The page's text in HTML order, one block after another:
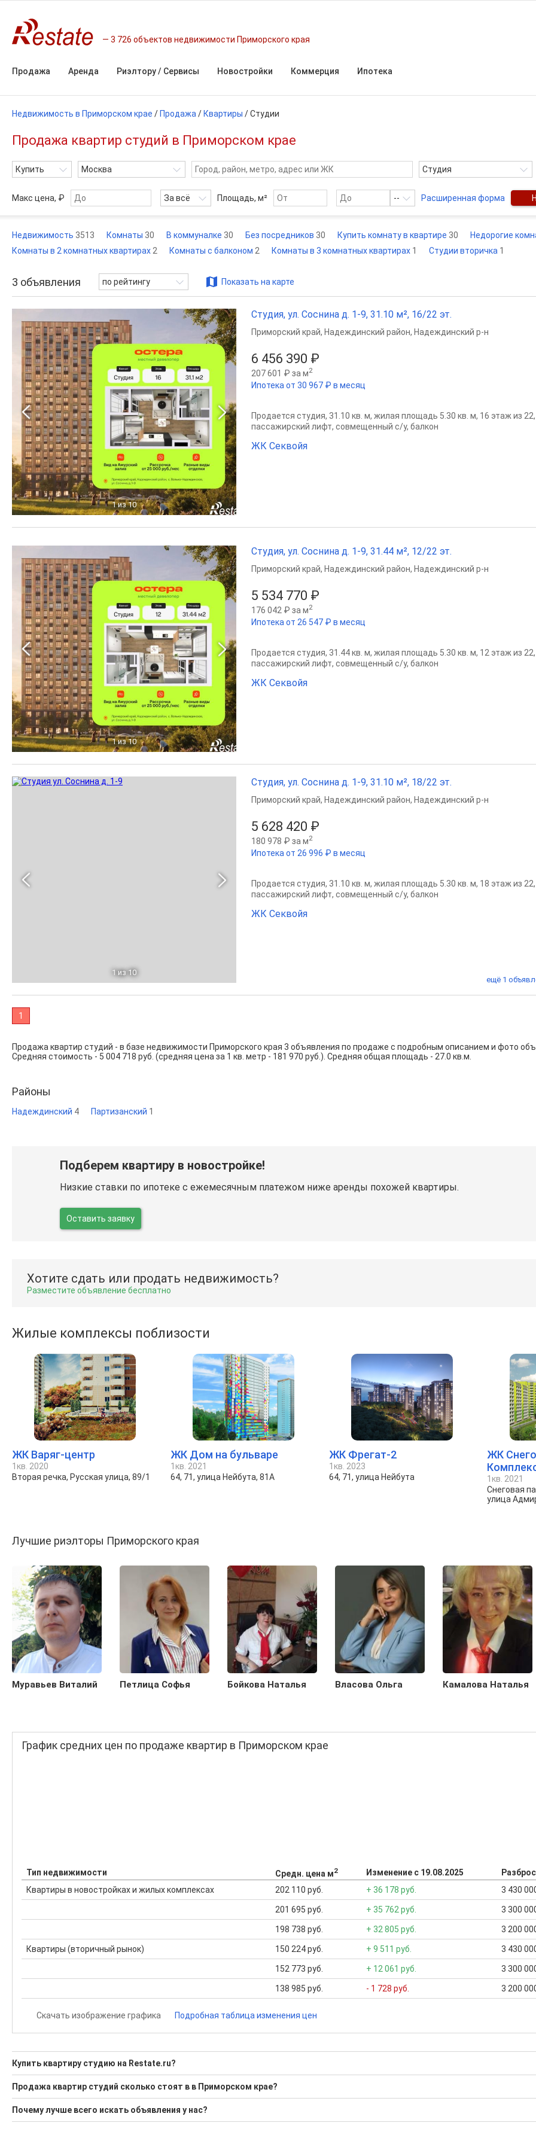
3 726 объектов недвижимости Приморского края
Продажа Аренда Риэлтору / Сервисы Новостройки Коммерция Ипотека
Недвижимость в Приморском крае / Продажа / Квартиры /Студии
Продажа квартир студий в Приморском крае
Купить Москва Студия
Макс цена, ₽ За всё Площадь, м² -- Расширенная форма
Недвижимость 3513 Комнаты 30 В коммуналке 30 Без посредников 30 Купить комнату в квартире 30 Недорогие
Комнаты в 2 комнатных квартирах 2 Комнаты с балконом 2 Комнаты в 3 комнатных квартирах 1 Студии вторичка 1
3 объявления по рейтингу Показать на карте
1 из 10
Студия, ул. Соснина д. 1-9, 31.10 м², 16/22 эт.
6 456 390 ₽
207 601 ₽ за м2
Ипотека от 30 967 ₽ в месяц
Приморский край, Надеждинский район, Надеждинский р-н
Продается студия, 31.10 кв. м, жилая площадь 5.30 кв. м, 16 этаж из
пассажирский лифт, совмещенный с/у, балкон
ЖК Секвойя
1 из 10
Студия, ул. Соснина д. 1-9, 31.44 м², 12/22 эт.
5 534 770 ₽
176 042 ₽ за м2
Ипотека от 26 547 ₽ в месяц
Приморский край, Надеждинский район, Надеждинский р-н
Продается студия, 31.44 кв. м, жилая площадь 5.30 кв. м, 12 этаж из
пассажирский лифт, совмещенный с/у, балкон
ЖК Секвойя
1 из 10
Студия, ул. Соснина д. 1-9, 31.10 м², 18/22 эт.
5 628 420 ₽
180 978 ₽ за м2
Ипотека от 26 996 ₽ в месяц
Приморский край, Надеждинский район, Надеждинский р-н
Продается студия, 31.10 кв. м, жилая площадь 5.30 кв. м, 18 этаж из
пассажирский лифт, совмещенный с/у, балкон
ЖК Секвойя
ещё 1
1
Продажа квартир студий - в базе недвижимости Приморского края 3 объявления по продаже с подробным описанием и фото
Средняя стоимость - 5 004 718 руб. (средняя цена за 1 кв. метр - 181 970 руб.). Средняя общая площадь - 27.0 кв.м.
Районы
Надеждинский 4 Партизанский 1
Подберем квартиру в новостройке!
Низкие ставки по ипотеке с ежемесячным платежом ниже аренды похожей квартиры.
Оставить заявку
Хотите сдать или продать недвижимость?
Разместите объявление бесплатно
Жилые комплексы поблизости
ЖК Варяг-центр
1кв. 2020
Вторая речка, Русская улица, 89/1
ЖК Дом на бульваре
1кв. 2021
64, 71, улица Нейбута, 81А
ЖК Фрегат-2
1кв. 2023
64, 71, улица Нейбута
ЖК
1кв. 2021
Снеговая
улица
Лучшие риэлторы Приморского края
Муравьев Виталий Петлица Софья Бойкова Наталья Власова Ольга Камалова Наталья
График средних цен по продаже квартир в Приморском крае
Тип недвижимости Средн. цена м2 Изменение с 19.08.2025
Квартиры в новостройках и жилых комплексах
202 110 руб. + 36 178 руб. 3 430
201 695 руб. + 35 762 руб. 3 300
198 738 руб. + 32 805 руб. 3 200
Квартиры (вторичный рынок) 150 224 руб. + 9 511 руб. 3 430
152 773 руб. + 12 061 руб. 3 300
138 985 руб. - 1 728 руб. 3 200
Скачать изображение графика Подробная таблица изменения цен
Купить квартиру студию на Restate.ru?
Ищите, как Купить квартиру студию?
3 актуальных и проверенных объявления
Продажа квартир студий сколько стоят в в Приморском крае?
Минимальная цена: 1 750 000 Р. Максимальная цена: 6 456 388 Р; Средняя: 5 004 718 Р
Средняя цена за м2: 181 970 Р
Почему лучше всего искать объявления у нас?